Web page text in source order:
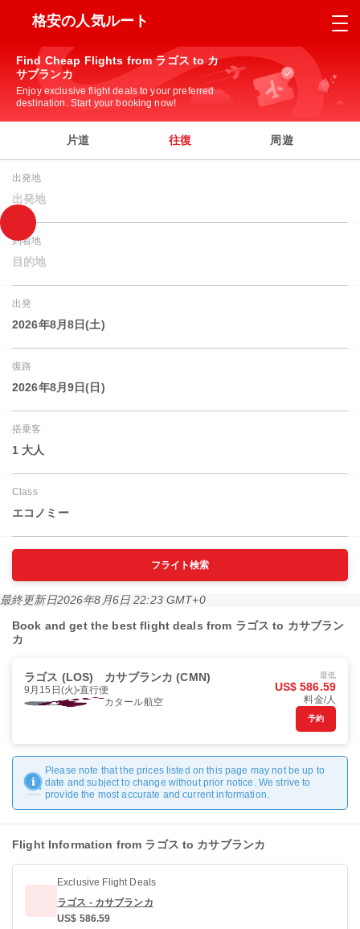
格安の人気ルート
Find Cheap Flights from ラゴス to カ
サブランカ
Enjoy exclusive flight deals to your preferred
destination. Start your booking now!
片道 往復 周遊
出発地
出発地
到着地
目的地
出発
2026年8月8日(土)
復路
2026年8月9日(日)
搭乗客
1 大人
Class
エコノミー
フライト検索
最終更新日2026年8月6日 22:23 GMT+0
Book and get the best flight deals from ラゴス to カサブラン
カ
ラゴス (LOS) カサブランカ (CMN)
9月15日(火) 直行便
カタール航空
最低
US$ 586.59
料金/人
予約
Please note that the prices listed on this page may not be up to
date and subject to change without prior notice. We strive to
provide the most accurate and current information.
Flight Information from ラゴス to カサブランカ
Exclusive Flight Deals
ラゴス - カサブランカ
US$ 586.59